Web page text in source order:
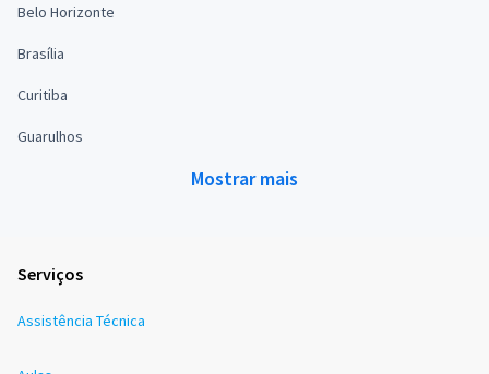
Belo Horizonte
Brasília
Curitiba
Guarulhos
Mostrar mais
Serviços
Assistência Técnica